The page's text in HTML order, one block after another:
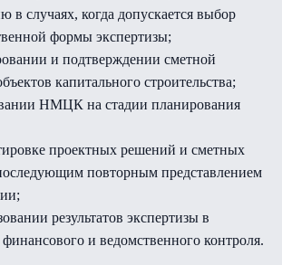
в случаях, когда допускается выбор
формы экспертизы;
и подтверждении сметной
капитального строительства;
НМЦК на стадии планирования
проектных решений и сметных
повторным представлением
результатов экспертизы в
и ведомственного контроля.